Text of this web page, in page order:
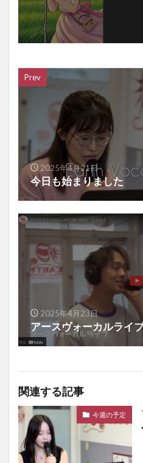
Prev
2025年4月21日
今日も始まりました
2025年4月23日
アースヴォーカルライ
関連する記事
今週の予定